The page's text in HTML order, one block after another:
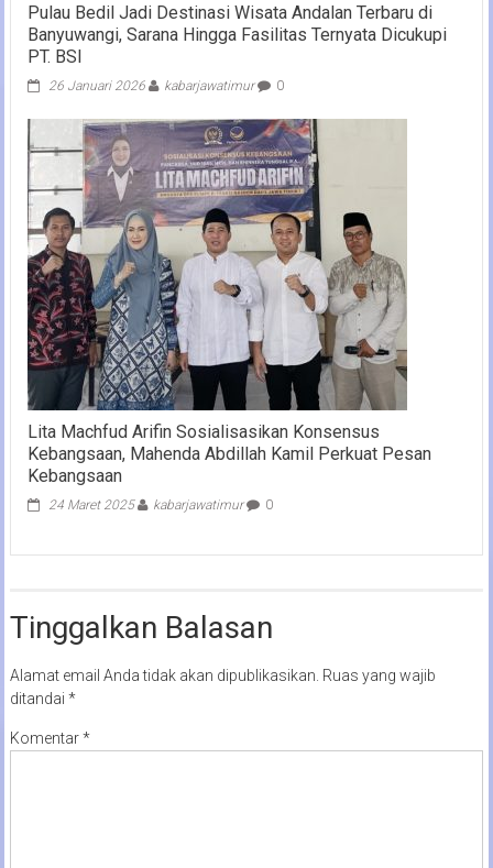
Pulau Bedil Jadi Destinasi Wisata Andalan Terbaru di
Banyuwangi, Sarana Hingga Fasilitas Ternyata Dicukupi
PT. BSI
26 Januari 2026 kabarjawatimur 0
Lita Machfud Arifin Sosialisasikan Konsensus
Kebangsaan, Mahenda Abdillah Kamil Perkuat Pesan
Kebangsaan
24 Maret 2025 kabarjawatimur 0
Tinggalkan Balasan
Alamat email Anda tidak akan dipublikasikan. Ruas yang wajib
ditandai *
Komentar*